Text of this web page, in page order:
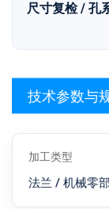
尺寸复检 / 孔
技术参数与
加工类型
法兰 / 机械零